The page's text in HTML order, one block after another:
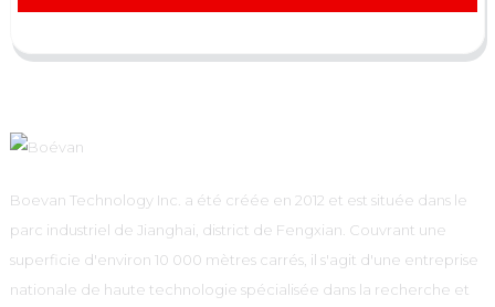
Boevan Technology Inc. a été créée en 2012 et est située dans le
parc industriel de Jianghai, district de Fengxian. Couvrant une
superficie d'environ 10 000 mètres carrés, il s'agit d'une entreprise
nationale de haute technologie spécialisée dans la recherche et